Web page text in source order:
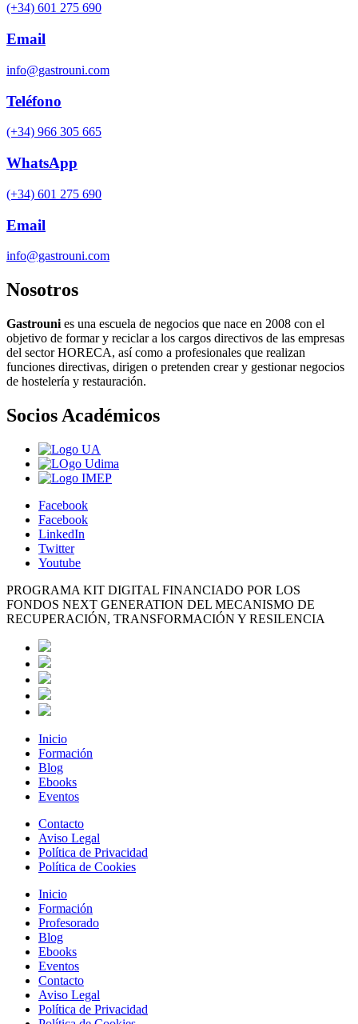
(+34) 601 275 690
Email
info@gastrouni.com
Teléfono
(+34) 966 305 665
WhatsApp
(+34) 601 275 690
Email
info@gastrouni.com
Nosotros
Gastrouni es una escuela de negocios que nace en 2008 con el
objetivo de formar y reciclar a los cargos directivos de las empresas
del sector HORECA, así como a profesionales que realizan
funciones directivas, dirigen o pretenden crear y gestionar negocios
de hostelería y restauración.
Socios Académicos
Facebook
Facebook
LinkedIn
Twitter
Youtube
PROGRAMA KIT DIGITAL FINANCIADO POR LOS
FONDOS NEXT GENERATION DEL MECANISMO DE
RECUPERACIÓN, TRANSFORMACIÓN Y RESILENCIA
Inicio
Formación
Blog
Ebooks
Eventos
Contacto
Aviso Legal
Política de Privacidad
Política de Cookies
Inicio
Formación
Profesorado
Blog
Ebooks
Eventos
Contacto
Aviso Legal
Política de Privacidad